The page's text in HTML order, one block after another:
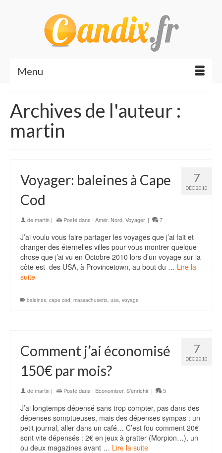
Menu
Archives de l'auteur :
martin
7
DÉC 2010
Voyager: baleines à Cape
Cod
demartin | Posté dans : Amér. Nord Voyager | 7
J’ai voulu vous faire partager les voyages que j’ai fait et
changer des éternelles villes pour vous montrer quelque
chose que j’ai vu en Octobre 2010 lors d’un voyage sur la
côte est des USA, à Provincetown, au bout du … Lire la
suite
baleines, cape cod, massachusetts, usa, voyage
7
DÉC 2010
Comment j’ai économisé
150€ par mois?
demartin | Posté dans : Economiser, S'enrichir | 5
J’ai longtemps dépensé sans trop compter, pas dans des
dépenses somptueuses, mais des dépenses sympas : un
petit journal, aller dans un café… C’est fou comment 20€
sont vite dépensés : 2€ en jeux à gratter (Morpion…), un
ou deux magazines avant … Lire la suite